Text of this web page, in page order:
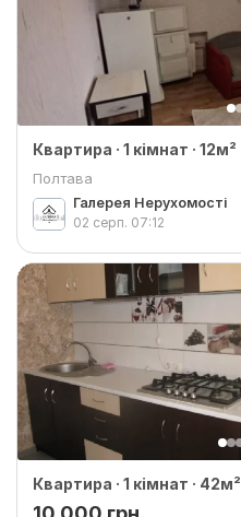
Квартира · 1 кімнат · 12м²
Полтава
Галерея Нерухомості
02 серп. 07:12
Квартира · 1 кімнат · 42м²